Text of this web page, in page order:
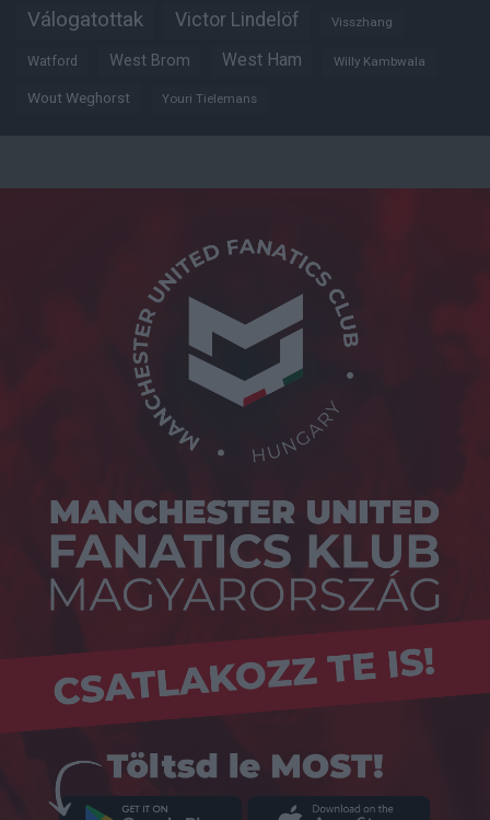
Válogatottak Victor Lindelöf Visszhang
Watford West Brom West Ham Willy Kambwala
Wout Weghorst Youri Tielemans